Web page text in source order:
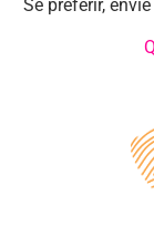
Se preferir,